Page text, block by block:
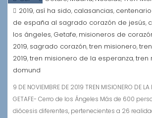
2019, así ha sido, calasancias,
de españa al sagrado corazón de jesús,
los ángeles, Getafe, misioneros de
2019, sagrado corazón,tren misionero,
2019,tren misionero de la esperanza,tren
domund
9 DE NOVIEMBRE DE 2019 TREN MISIONERO DE LA
GETAFE- Cerro de los Ángeles Más de 600
diócesis diferentes, pertenecientes a 26